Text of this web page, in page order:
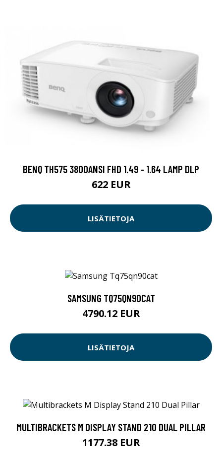
BENQ TH575 3800ANSI FHD 1.49 - 1.64 LAMP DLP
622 EUR
LISÄTIETOJA
SAMSUNG TQ75QN90CAT
4790.12 EUR
LISÄTIETOJA
MULTIBRACKETS M DISPLAY STAND 210 DUAL PILLAR
1177.38 EUR